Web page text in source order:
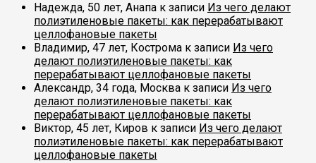
Надежда, 50 лет, Анапа к записи Из чего делают
полиэтиленовые пакеты: как перерабатывают
целлофановые пакеты
Владимир, 47 лет, Кострома к записи Из чего
делают полиэтиленовые пакеты: как
перерабатывают целлофановые пакеты
Александр, 34 года, Москва к записи Из чего
делают полиэтиленовые пакеты: как
перерабатывают целлофановые пакеты
Виктор, 45 лет, Киров к записи Из чего делают
полиэтиленовые пакеты: как перерабатывают
целлофановые пакеты